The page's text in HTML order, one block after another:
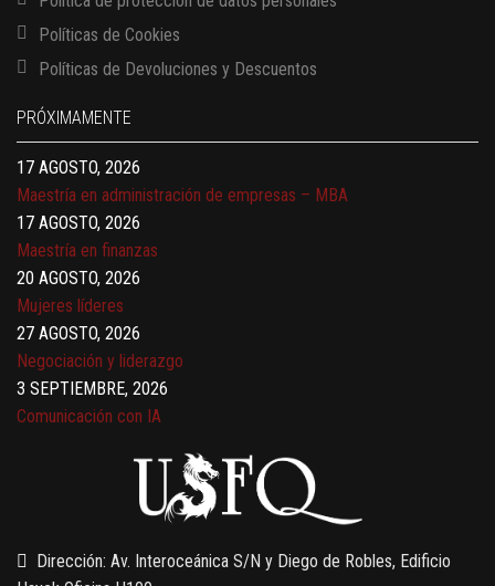
Políticas de Cookies
Políticas de Devoluciones y Descuentos
PRÓXIMAMENTE
Finanzas para no financieros
17 AGOSTO, 2026
17 AGOSTO, 2026
Maestría en administración de empresas – MBA
17 AGOSTO, 2026
Maestría en finanzas
20 AGOSTO, 2026
Mujeres líderes
27 AGOSTO, 2026
Negociación y liderazgo
3 SEPTIEMBRE, 2026
Comunicación con IA
Gobernanza de datos
Finanzas para no financieros
Dirección: Av. Interoceánica S/N y Diego de Robles, Edificio